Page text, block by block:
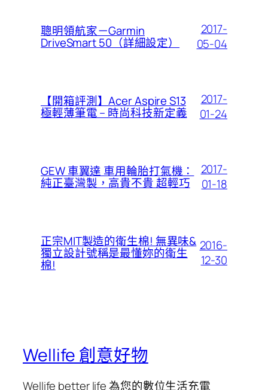
聰明領航家－Garmin
DriveSmart 50（詳細設定）
2017-
05-04
【開箱評測】Acer Aspire S13
極輕薄筆電 – 時尚科技新定義
2017-
01-24
GEW 車翼達 車用輪胎打氣機：
純正臺灣製，高貴不貴 超輕巧
2017-
01-18
正宗MIT製造的衛生棉! 無異味&
獨立設計號稱是最懂妳的衛生
棉!
2016-
12-30
Wellife 創意好物
Wellife better life 為您的數位生活充電